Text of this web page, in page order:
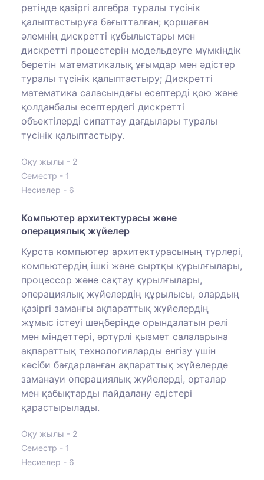
ретінде қазіргі алгебра туралы түсінік
қалыптастыруға бағытталған; қоршаған
әлемнің дискретті құбылыстары мен
дискретті процестерін модельдеуге мүмкіндік
беретін математикалық ұғымдар мен әдістер
туралы түсінік қалыптастыру; Дискретті
математика саласындағы есептерді қою және
қолданбалы есептердегі дискретті
объектілерді сипаттау дағдылары туралы
түсінік қалыптастыру.
Оқу жылы - 2
Семестр - 1
Несиелер - 6
Компьютер архитектурасы және
операциялық жүйелер
Курста компьютер архитектурасының түрлері,
компьютердің ішкі және сыртқы құрылғылары,
процессор және сақтау құрылғылары,
операциялық жүйелердің құрылысы, олардың
қазіргі заманғы ақпараттық жүйелердің
жұмыс істеуі шеңберінде орындалатын рөлі
мен міндеттері, әртүрлі қызмет салаларына
ақпараттық технологияларды енгізу үшін
кәсіби бағдарланған ақпараттық жүйелерде
заманауи операциялық жүйелерді, орталар
мен қабықтарды пайдалану әдістері
қарастырылады.
Оқу жылы - 2
Семестр - 1
Несиелер - 6